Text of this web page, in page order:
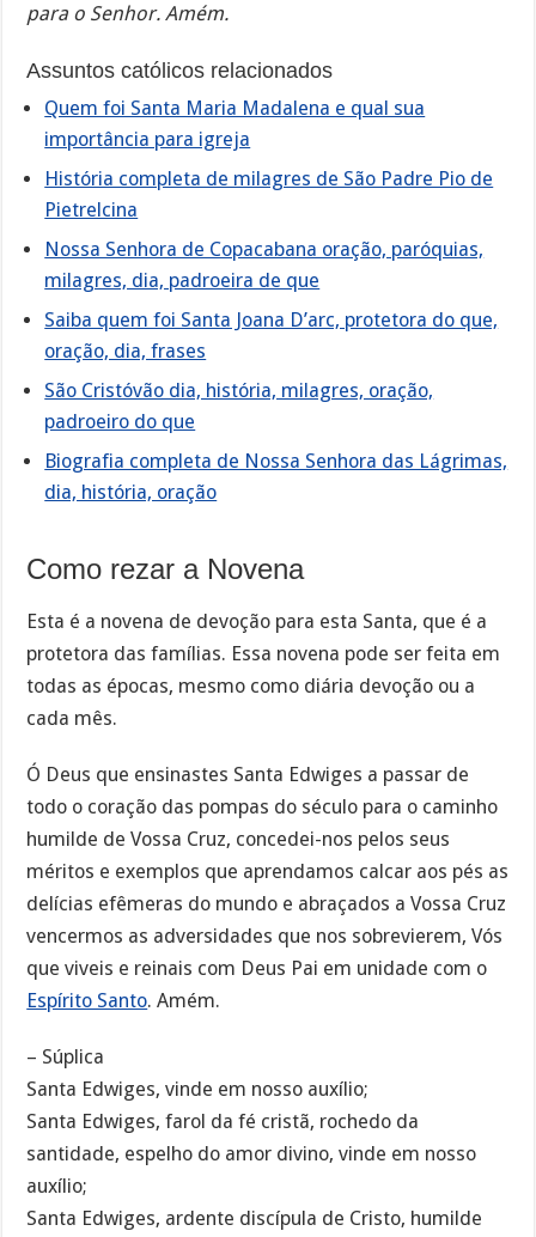
para o Senhor. Amém.
Assuntos católicos relacionados
Quem foi Santa Maria Madalena e qual sua
importância para igreja
História completa de milagres de São Padre Pio de
Pietrelcina
Nossa Senhora de Copacabana oração, paróquias,
milagres, dia, padroeira de que
Saiba quem foi Santa Joana D’arc, protetora do que,
oração, dia, frases
São Cristóvão dia, história, milagres, oração,
padroeiro do que
Biografia completa de Nossa Senhora das Lágrimas,
dia, história, oração
Como rezar a Novena
Esta é a novena de devoção para esta Santa, que é a
protetora das famílias. Essa novena pode ser feita em
todas as épocas, mesmo como diária devoção ou a
cada mês.
Ó Deus que ensinastes Santa Edwiges a passar de
todo o coração das pompas do século para o caminho
humilde de Vossa Cruz, concedei-nos pelos seus
méritos e exemplos que aprendamos calcar aos pés as
delícias efêmeras do mundo e abraçados a Vossa Cruz
vencermos as adversidades que nos sobrevierem, Vós
que viveis e reinais com Deus Pai em unidade com o
Espírito Santo. Amém.
– Súplica
Santa Edwiges, vinde em nosso auxílio;
Santa Edwiges, farol da fé cristã, rochedo da
santidade, espelho do amor divino, vinde em nosso
auxílio;
Santa Edwiges, ardente discípula de Cristo, humilde